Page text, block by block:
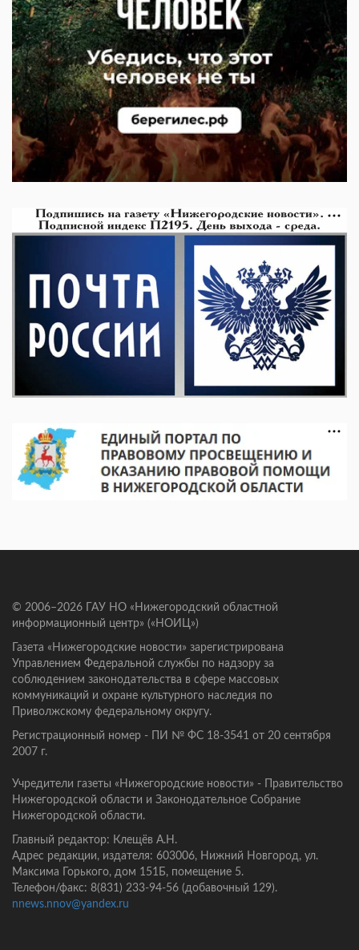
© 2006–2026 ГАУ НО «Нижегородский областной
информационный центр» («НОИЦ»)
Газета «Нижегородские новости» зарегистрирована
Управлением Федеральной службы по надзору за
соблюдением законодательства в сфере массовых
коммуникаций и охране культурного наследия по
Приволжскому федеральному округу.
Регистрационный номер - ПИ № ФС 18-3541 от 20 сентября
2007 г.
Учредители газеты «Нижегородские новости» - Правительство
Нижегородской области и Законодательное Собрание
Нижегородской области.
Главный редактор: Клещёв А.Н.
Адрес редакции, издателя: 603006, Нижний Новгород, ул.
Максима Горького, дом 151Б, помещение 5.
Телефон/факс: 8(831) 233-94-56 (добавочный 129).
nnews.nnov@yandex.ru